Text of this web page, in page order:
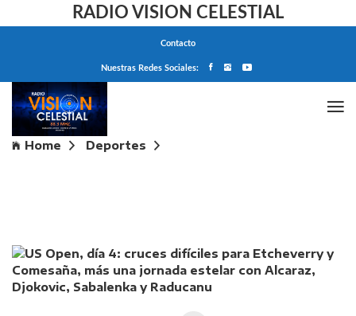
RADIO VISION CELESTIAL
Contacto
Nuestras Redes Sociales:
Home
Deportes